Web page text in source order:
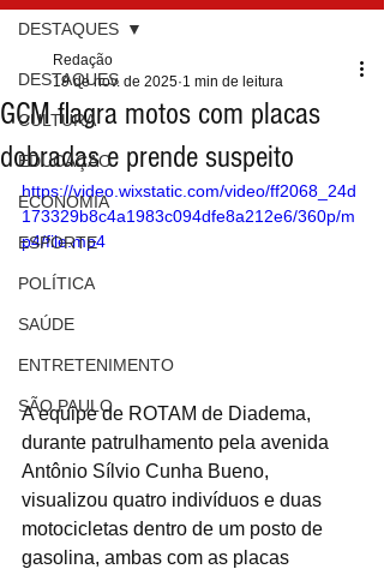
DESTAQUES
CULTURA
EDUCAÇÃO
ECONOMIA
ESPORTE
POLÍTICA
SAÚDE
ENTRETENIMENTO
SÃO PAULO
DESTAQUES
GCM flagra motos com placas
dobradas e prende suspeito
Redação
19 de nov. de 2025 1 min de leitura
https://video.wixstatic.com/video/ff2068_24d
173329b8c4a1983c094dfe8a212e6/360p/m
p4/file.mp4
A equipe de ROTAM de Diadema,
durante patrulhamento pela avenida
Antônio Sílvio Cunha Bueno,
visualizou quatro indivíduos e duas
motocicletas dentro de um posto de
gasolina, ambas com as placas